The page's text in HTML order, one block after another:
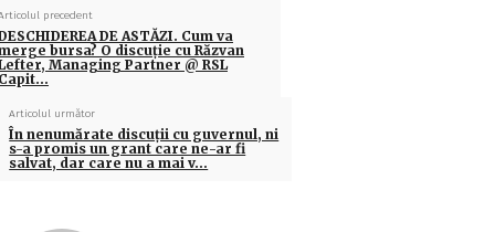
precedent
DE ASTĂZI. Cum va
bursa? O discuţie cu Răzvan
Managing Partner @ RSL
Articolul următor
În nenumărate discuţii cu guvernul, ni
s-a promis un grant care ne-ar fi
salvat, dar care nu a mai v…